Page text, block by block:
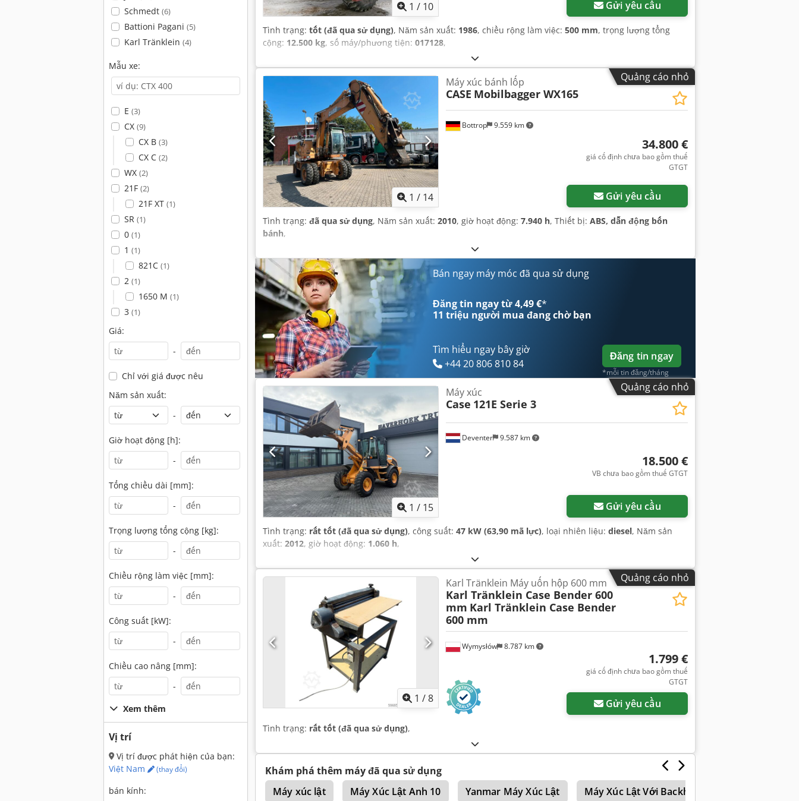
Schmedt (6)
Battioni Pagani (5)
Karl Tränklein (4)
Mẫu xe:
E (3)
CX (9)
CX B (3)
CX C (2)
WX (2)
21F (2)
21F XT (1)
SR (1)
0 (1)
1 (1)
821C (1)
2 (1)
1650 M (1)
3 (1)
Giá:
-
Chỉ với giá được nêu
Năm sản xuất:
-
Giờ hoạt động [h]:
-
Tổng chiều dài [mm]:
-
Trọng lượng tổng cộng [kg]:
-
Chiều rộng làm việc [mm]:
-
Công suất [kW]:
-
Chiều cao nâng [mm]:
-
Xem thêm
Vị trí
Vị trí được phát hiện của bạn:
Việt Nam
(thay đổi)
bán kính:
1 / 10 Gửi yêu cầu
Tình trạng: tốt (đã qua sử dụng), Năm sản xuất: 1986, chiều rộng làm việc: 500 mm, trọng lượng tổng
cộng: 12.500 kg, số máy/phương tiện: 017128,
Quảng cáo nhỏ
1 / 14
Bottrop 9.559 km
Máy xúc bánh lốp
CASE Mobilbagger WX165
34.800 €
giá cố định chưa bao gồm thuế
GTGT
Gửi yêu cầu
Tình trạng: đã qua sử dụng, Năm sản xuất: 2010, giờ hoạt động: 7.940 h, Thiết bị: ABS, dẫn động bốn
bánh,
Bán ngay máy móc đã qua sử dụng
Đăng tin ngay từ 4,49 €*
11 triệu người mua đang chờ bạn
Tìm hiểu ngay bây giờ
+44 20 806 810 84
Đăng tin ngay
*mỗi tin đăng/tháng
Quảng cáo nhỏ
1 / 15
Deventer 9.587 km
Máy xúc
Case 121E Serie 3
18.500 €
VB chưa bao gồm thuế GTGT
Gửi yêu cầu
Tình trạng: rất tốt (đã qua sử dụng), công suất: 47 kW (63,90 mã lực), loại nhiên liệu: diesel, Năm sản
xuất: 2012, giờ hoạt động: 1.060 h,
Quảng cáo nhỏ
1 /8
Wymysłów 8.787 km
Karl Tränklein Máy uốn hộp 600 mm
Karl Tränklein Case Bender 600
mm Karl Tränklein Case Bender
600 mm
1.799 €
giá cố định chưa bao gồm thuế
GTGT
Gửi yêu cầu
Tình trạng: rất tốt (đã qua sử dụng),
Khám phá thêm máy đã qua sử dụng
Máy xúc lật
Máy Xúc Lật Anh 10 Yanmar Máy Xúc Lật Máy Xúc Lật Với Backhoe
Komatsu Wb 146